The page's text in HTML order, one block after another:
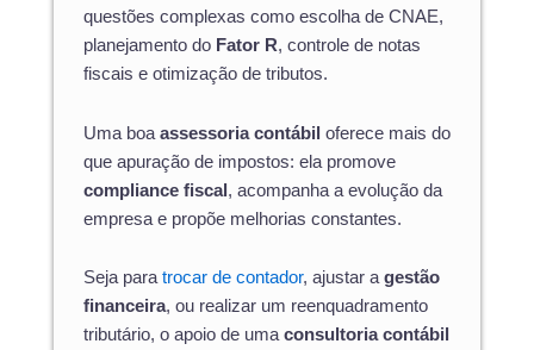
questões complexas como escolha de CNAE,
planejamento do Fator R, controle de notas
fiscais e otimização de tributos.
Uma boa assessoria contábil oferece mais do
que apuração de impostos: ela promove
compliance fiscal , acompanha a evolução da
empresa e propõe melhorias constantes.
Seja paratrocar de contador, ajustar agestão
financeira, ou realizar um reenquadramento
tributário, o apoio de umaconsultoria contábil